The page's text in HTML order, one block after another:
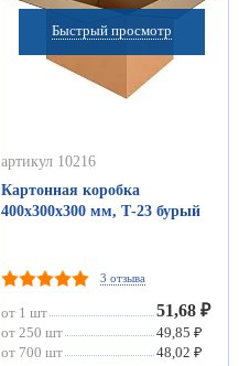
Быстрый просмотр
артикул 10216
Картонная коробка
400х300х300 мм, Т-23 бурый
3 отзыва
от 1 шт 51,68 ₽
от 250 шт
49,85 ₽
от 700 шт
48,02 ₽